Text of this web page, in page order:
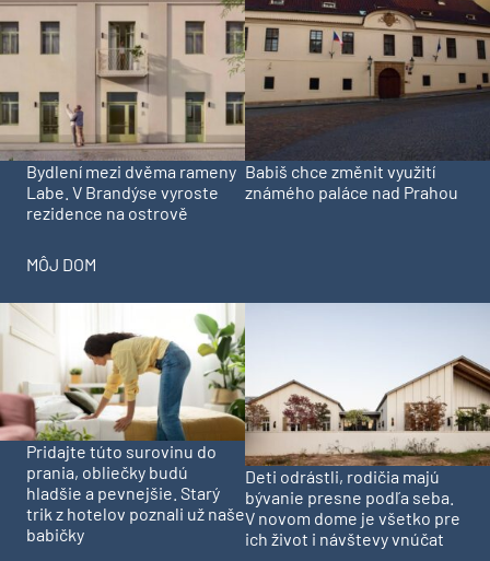
Bydlení mezi dvěma rameny
Labe. V Brandýse vyroste
rezidence na ostrově
Babiš chce změnit využití
známého paláce nad Prahou
MÔJ DOM
Pridajte túto surovinu do
prania, obliečky budú
hladšie a pevnejšie. Starý
trik z hotelov poznali už naše
babičky
Deti odrástli, rodičia majú
bývanie presne podľa seba.
V novom dome je všetko pre
ich život i návštevy vnúčat